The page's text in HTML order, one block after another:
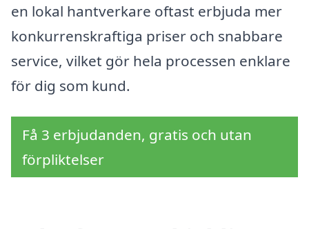
en lokal hantverkare oftast erbjuda mer
konkurrenskraftiga priser och snabbare
service, vilket gör hela processen enklare
för dig som kund.
Få 3 erbjudanden, gratis och utan
förpliktelser